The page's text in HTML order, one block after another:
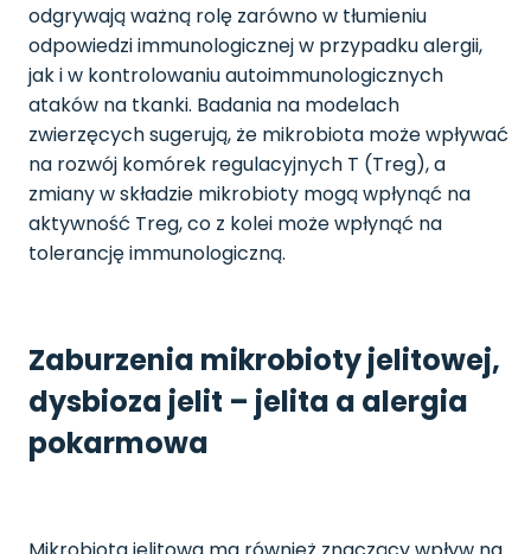
odgrywają ważną rolę zarówno w tłumieniu
odpowiedzi immunologicznej w przypadku alergii,
jak i w kontrolowaniu autoimmunologicznych
ataków na tkanki. Badania na modelach
zwierzęcych sugerują, że mikrobiota może wpływać
na rozwój komórek regulacyjnych T (Treg), a
zmiany w składzie mikrobioty mogą wpłynąć na
aktywność Treg, co z kolei może wpłynąć na
tolerancję immunologiczną.
Zaburzenia mikrobioty jelitowej,
dysbioza jelit – jelita a alergia
pokarmowa